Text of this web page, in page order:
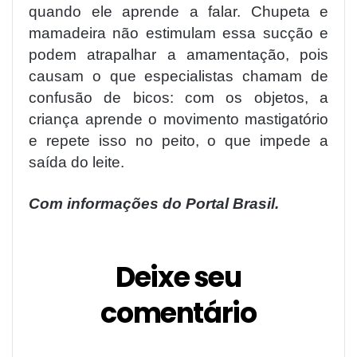
quando ele aprende a falar. Chupeta e
mamadeira não estimulam essa sucção e
podem atrapalhar a amamentação, pois
causam o que especialistas chamam de
confusão de bicos: com os objetos, a
criança aprende o movimento mastigatório
e repete isso no peito, o que impede a
saída do leite.
Com informações do Portal Brasil.
Deixe seu
comentário